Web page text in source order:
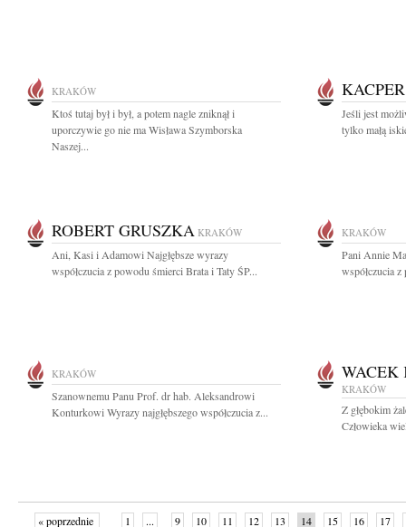
KRAKÓW
Ktoś tutaj był i był, a potem nagle zniknął i
uporczywie go nie ma Wisława Szymborska
Naszej...
Jeśli jest
tylko małą
ROBERT GRUSZKA KRAKÓW
Ani, Kasi i Adamowi Najgłębsze wyrazy
współczucia z powodu śmierci Brata i Taty ŚP...
KRAKÓW
Pani Annie
współczucia
KRAKÓW
Szanownemu Panu Prof. dr hab. Aleksandrowi
Konturkowi Wyrazy najgłębszego współczucia z...
WACEK
KRAKÓW
Z głębokim
Człowieka
« poprzednie 1 ... 9 10 11 12 13 14 15 16 17